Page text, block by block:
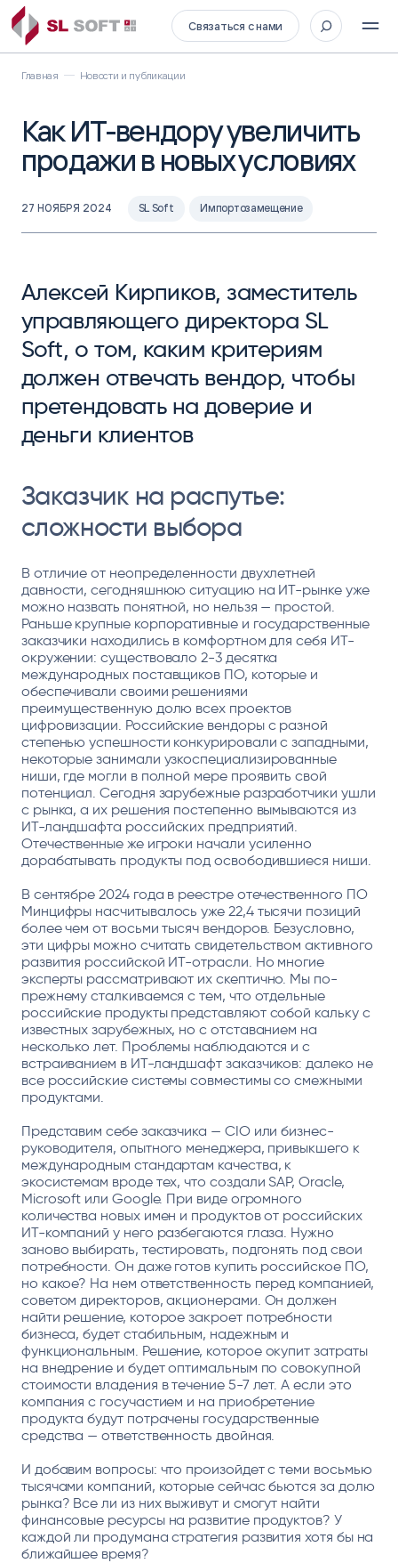
Связаться с нами
Главная Новости и публикации
Как ИТ-вендору увеличить
продажи в новых условиях
27 НОЯБРЯ 2024 SL Soft Импортозамещение
Алексей Кирпиков, заместитель
управляющего директора SL
Soft, о том, каким критериям
должен отвечать вендор, чтобы
претендовать на доверие и
деньги клиентов
Заказчик на распутье:
сложности выбора
В отличие от неопределенности двухлетней
давности, сегодняшнюю ситуацию на ИТ-рынке уже
можно назвать понятной, но нельзя — простой.
Раньше крупные корпоративные и государственные
заказчики находились в комфортном для себя ИТ-
окружении: существовало 2-3 десятка
международных поставщиков ПО, которые и
обеспечивали своими решениями
преимущественную долю всех проектов
цифровизации. Российские вендоры с разной
степенью успешности конкурировали с западными,
некоторые занимали узкоспециализированные
ниши, где могли в полной мере проявить свой
потенциал. Сегодня зарубежные разработчики ушли
с рынка, а их решения постепенно вымываются из
ИТ-ландшафта российских предприятий.
Отечественные же игроки начали усиленно
дорабатывать продукты под освободившиеся ниши.
В сентябре 2024 года в реестре отечественного ПО
Минцифры насчитывалось уже 22,4 тысячи позиций
более чем от восьми тысяч вендоров. Безусловно,
эти цифры можно считать свидетельством активного
развития российской ИТ-отрасли. Но многие
эксперты рассматривают их скептично. Мы по-
прежнему сталкиваемся с тем, что отдельные
российские продукты представляют собой кальку с
известных зарубежных, но с отставанием на
несколько лет. Проблемы наблюдаются и с
встраиванием в ИТ-ландшафт заказчиков: далеко не
все российские системы совместимы со смежными
продуктами.
Представим себе заказчика — CIO или бизнес-
руководителя, опытного менеджера, привыкшего к
международным стандартам качества, к
экосистемам вроде тех, что создали SAP, Oracle,
Microsoft или Google. При виде огромного
количества новых имен и продуктов от российских
ИТ-компаний у него разбегаются глаза. Нужно
заново выбирать, тестировать, подгонять под свои
потребности. Он даже готов купить российское ПО,
но какое? На нем ответственность перед компанией,
советом директоров, акционерами. Он должен
найти решение, которое закроет потребности
бизнеса, будет стабильным, надежным и
функциональным. Решение, которое окупит затраты
на внедрение и будет оптимальным по совокупной
стоимости владения в течение 5-7 лет. А если это
компания с госучастием и на приобретение
продукта будут потрачены государственные
средства — ответственность двойная.
И добавим вопросы: что произойдет с теми восьмью
тысячами компаний, которые сейчас бьются за долю
рынка? Все ли из них выживут и смогут найти
финансовые ресурсы на развитие продуктов? У
каждой ли продумана стратегия развития хотя бы на
ближайшее время?